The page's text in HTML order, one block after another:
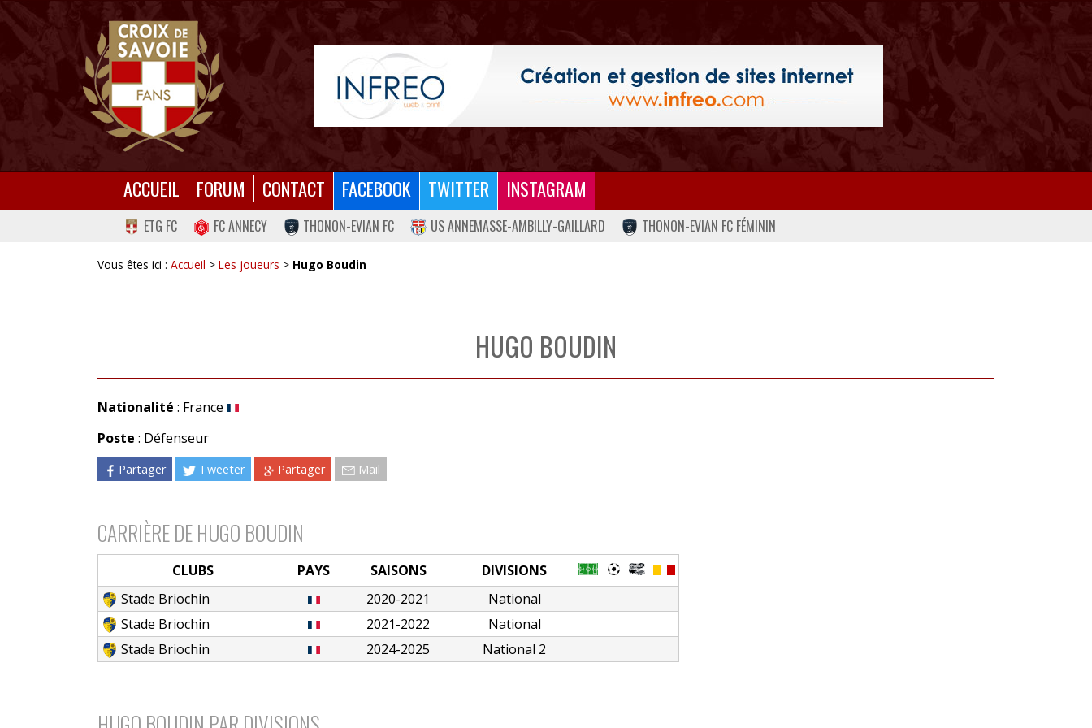
ACCUEIL FORUM CONTACT FACEBOOK TWITTER INSTAGRAM
ETG FC FC ANNECY THONON-EVIAN FC US ANNEMASSE-AMBILLY-GAILLARD THONON-EVIAN FC FÉMININ
Vous êtes ici : Accueil > Les joueurs > Hugo Boudin
HUGO BOUDIN
Nationalité : France
Poste : Défenseur
Partager Tweeter Partager Mail
CARRIÈRE DE HUGO BOUDIN
CLUBS PAYS SAISONS
DIVISIONS
Stade Briochin
2020-2021
National
Stade Briochin
2021-2022
National
Stade Briochin
2024-2025 National 2